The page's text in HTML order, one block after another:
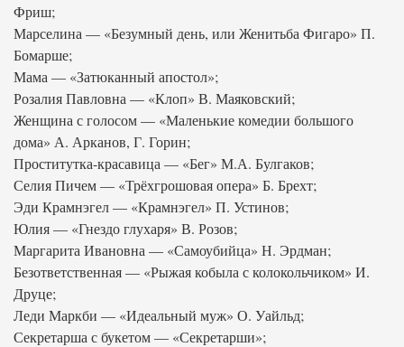
Фриш;
Марселина — «Безумный день, или Женитьба Фигаро» П.
Бомарше;
Мама — «Затюканный апостол»;
Розалия Павловна — «Клоп» В. Маяковский;
Женщина с голосом — «Маленькие комедии большого
дома» А. Арканов, Г. Горин;
Проститутка-красавица — «Бег» М.А. Булгаков;
Селия Пичем — «Трёхгрошовая опера» Б. Брехт;
Эди Крамнэгел — «Крамнэгел» П. Устинов;
Юлия — «Гнездо глухаря» В. Розов;
Маргарита Ивановна — «Самоубийца» Н. Эрдман;
Безответственная — «Рыжая кобыла с колокольчиком» И.
Друце;
Леди Маркби — «Идеальный муж» О. Уайльд;
Секретарша с букетом — «Секретарши»;